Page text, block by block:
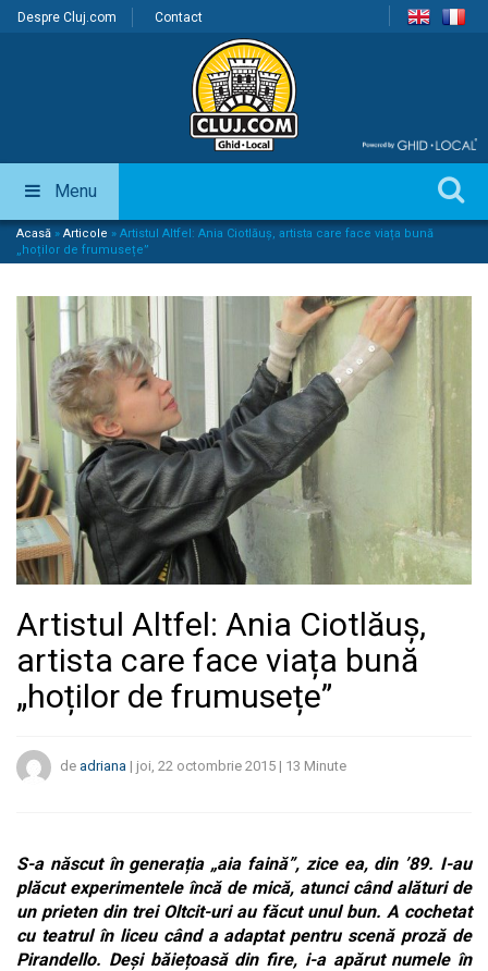
Despre Cluj.com Contact
Menu
Acasă » Articole » Artistul Altfel: Ania Ciotlăuș, artista care face viața bună
„hoților de frumusețe”
Artistul Altfel: Ania Ciotlăuș,
artista care face viața bună
„hoților de frumusețe”
de adriana | joi, 22 octombrie 2015 | 13 Minute
S-a născut în generația „aia faină”, zice ea, din ’89. I-au
plăcut experimentele încă de mică, atunci când alături de
un prieten din trei Oltcit-uri au făcut unul bun. A cochetat
cu teatrul în liceu când a adaptat pentru scenă proză de
Pirandello. Deși băiețoasă din fire, i-a apărut numele în